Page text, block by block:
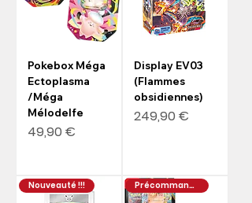
Pokebox Méga
Ectoplasma
/Méga
Mélodelfe
Prix
49,90 €
Display EV03
(Flammes
obsidiennes)
Prix
249,90 €
Nouveauté !!! Précommande